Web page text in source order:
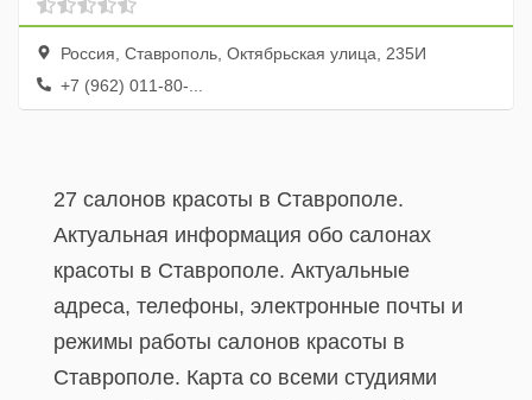
Россия, Ставрополь, Октябрьская улица, 235И
+7 (962) 011-80-...
27 салонов красоты в Ставрополе.
Актуальная информация обо салонах
красоты в Ставрополе. Актуальные
адреса, телефоны, электронные почты и
режимы работы салонов красоты в
Ставрополе. Карта со всеми студиями